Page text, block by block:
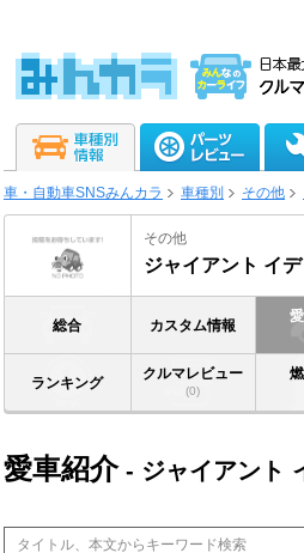
車・自動車SNSみんカラ 車種別 その他
その他
ジャイアント イ
総合 カスタム情報
ランキング
クルマレビュー
(0)
愛車紹介- ジャイアント